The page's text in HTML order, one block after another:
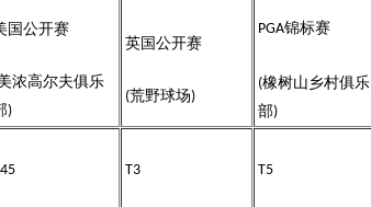
国公开赛
浓高尔夫俱乐
)
英国公开赛
(荒野球场)
PGA锦标赛
(橡树山乡村俱乐
部)
T3 T5